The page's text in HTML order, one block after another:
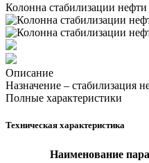
Колонна стабилизации нефти
Описание
Назначение – стабилизация
Полные характеристики
Техническая характеристика
Наименование